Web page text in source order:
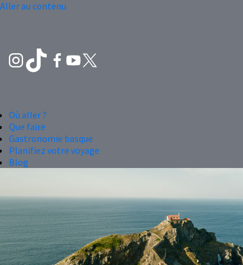
Aller au contenu
Où aller ?
Que faire
Gastronomie basque
Planifiez votre voyage
Blog